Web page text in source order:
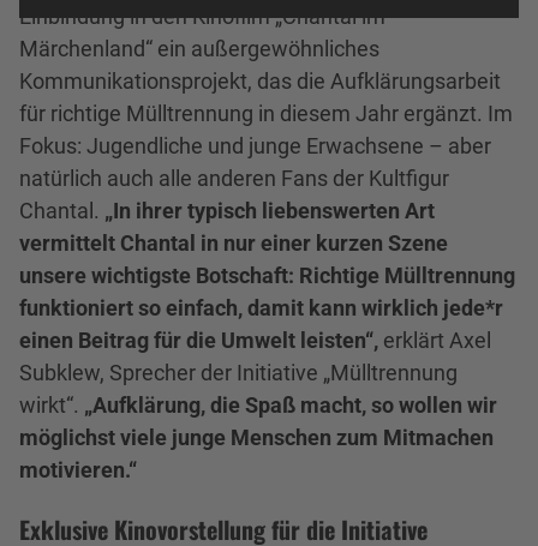
Einbindung in den Kinofilm „Chantal im
Märchenland“ ein außergewöhnliches
Kommunikationsprojekt, das die Aufklärungsarbeit
für richtige Mülltrennung in diesem Jahr ergänzt. Im
Fokus: Jugendliche und junge Erwachsene – aber
natürlich auch alle anderen Fans der Kultfigur
Chantal. „In ihrer typisch liebenswerten Art
vermittelt Chantal in nur einer kurzen Szene
unsere wichtigste Botschaft: Richtige Mülltrennung
funktioniert so einfach, damit kann wirklich jede*r
einen Beitrag für die Umwelt leisten“, erklärt Axel
Subklew, Sprecher der Initiative „Mülltrennung
wirkt“. „Aufklärung, die Spaß macht, so wollen wir
möglichst viele junge Menschen zum Mitmachen
motivieren.“
Exklusive Kinovorstellung für die Initiative